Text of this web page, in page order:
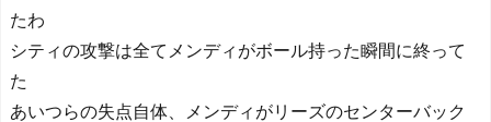
たわ
シティの攻撃は全てメンディがボール持った瞬間に終って
た
あいつらの失点自体、メンディがリーズのセンターバック